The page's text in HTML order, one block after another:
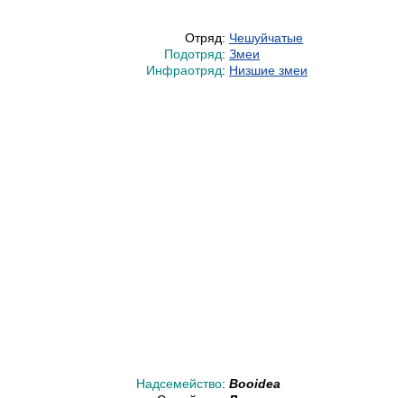
Отряд: Чешуйчатые
Подотряд: Змеи
Инфраотряд: Низшие змеи
Надсемейство: Booidea